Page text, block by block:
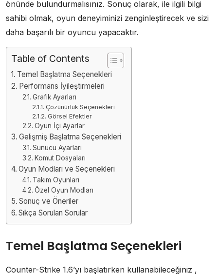
önünde bulundurmalısınız. Sonuç olarak, ile ilgili bilgi
sahibi olmak, oyun deneyiminizi zenginleştirecek ve sizi
daha başarılı bir oyuncu yapacaktır.
Table of Contents
Temel Başlatma Seçenekleri
Performans İyileştirmeleri
Grafik Ayarları
Çözünürlük Seçenekleri
Görsel Efektler
Oyun İçi Ayarlar
Gelişmiş Başlatma Seçenekleri
Sunucu Ayarları
Komut Dosyaları
Oyun Modları ve Seçenekleri
Takım Oyunları
Özel Oyun Modları
Sonuç ve Öneriler
Sıkça Sorulan Sorular
Temel Başlatma Seçenekleri
Counter-Strike 1.6’yı başlatırken kullanabileceğiniz ,